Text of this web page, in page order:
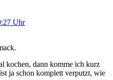
Uhr
kochen, dann komme ich kurz
ja schon komplett verputzt, wie